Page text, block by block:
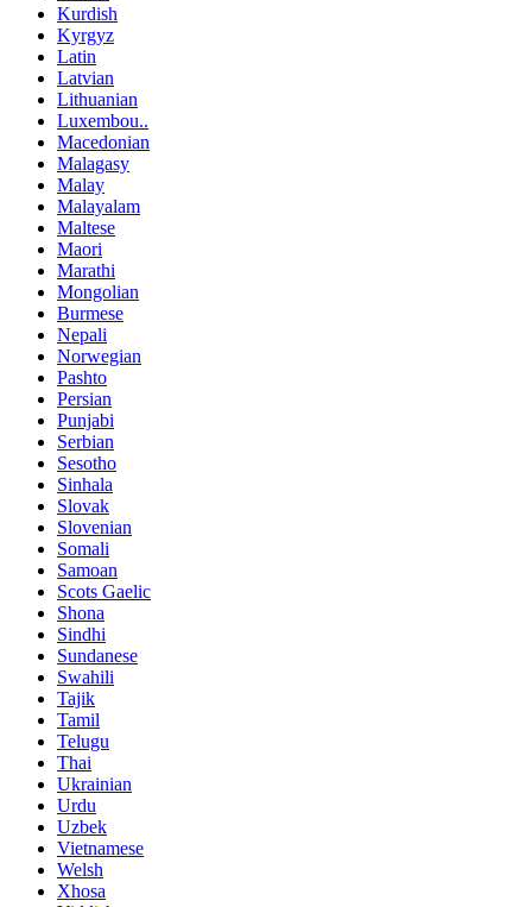
Kurdish
Kyrgyz
Latin
Latvian
Lithuanian
Luxembou..
Macedonian
Malagasy
Malay
Malayalam
Maltese
Maori
Marathi
Mongolian
Burmese
Nepali
Norwegian
Pashto
Persian
Punjabi
Serbian
Sesotho
Sinhala
Slovak
Slovenian
Somali
Samoan
Scots Gaelic
Shona
Sindhi
Sundanese
Swahili
Tajik
Tamil
Telugu
Thai
Ukrainian
Urdu
Uzbek
Vietnamese
Welsh
Xhosa